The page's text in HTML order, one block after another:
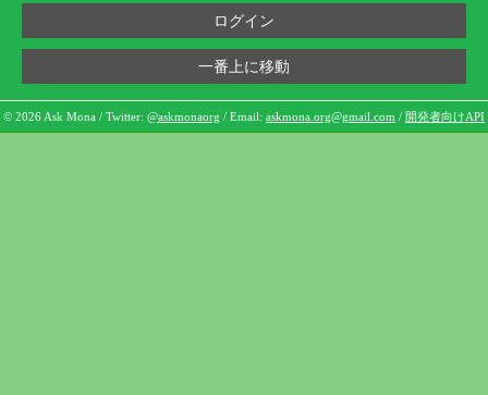
ログイン
一番上に移動
© 2026 Ask Mona / Twitter: @askmonaorg / Email: askmona.org@gmail.com / 開発者向けAPI